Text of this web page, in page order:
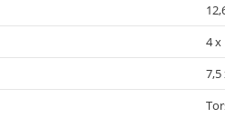
4 x
7,5